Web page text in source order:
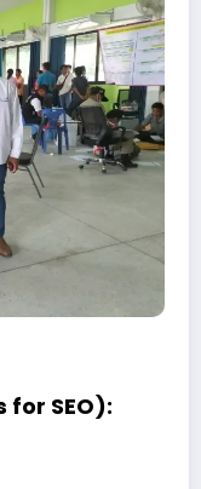
for SEO):